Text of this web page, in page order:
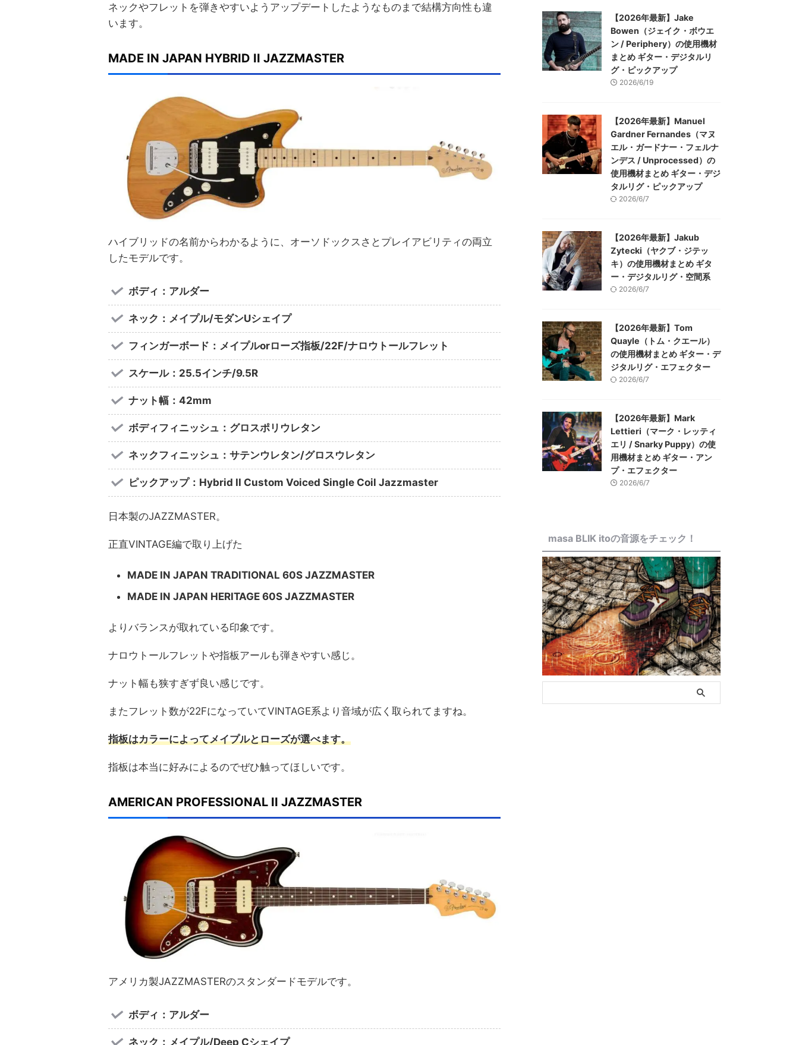
ネックやフレットを弾きやすいようアップデートしたようなものまで結構方向性も違
います。
MADE IN JAPAN HYBRID II JAZZMASTER
ハイブリッドの名前からわかるように、オーソドックスさとプレイアビリティの両立
したモデルです。
ボディ：アルダー
ネック：メイプル/モダンUシェイプ
フィンガーボード：メイプルorローズ指板/22F/ナロウトールフレット
スケール：25.5インチ/9.5R
ナット幅：42mm
ボディフィニッシュ：グロスポリウレタン
ネックフィニッシュ：サテンウレタン/グロスウレタン
ピックアップ：Hybrid II Custom Voiced Single Coil Jazzmaster
日本製のJAZZMASTER。
正直VINTAGE編で取り上げた
MADE IN JAPAN TRADITIONAL 60S JAZZMASTER
MADE IN JAPAN HERITAGE 60S JAZZMASTER
よりバランスが取れている印象です。
ナロウトールフレットや指板アールも弾きやすい感じ。
ナット幅も狭すぎず良い感じです。
またフレット数が22FになっていてVINTAGE系より音域が広く取られてますね。
指板はカラーによってメイプルとローズが選べます。
指板は本当に好みによるのでぜひ触ってほしいです。
AMERICAN PROFESSIONAL II JAZZMASTER
アメリカ製JAZZMASTERのスタンダードモデルです。
ボディ：アルダー
ネック：メイプル/Deep Cシェイプ
【2026年最新】Jake
Bowen（ジェイク・ボウエ
ン / Periphery）の使用機材
まとめ ギター・デジタルリ
グ・ピックアップ
2026/6/19
【2026年最新】Manuel
Gardner Fernandes（マヌ
エル・ガードナー・フェルナ
ンデス / Unprocessed）の
使用機材まとめ ギター・デジ
タルリグ・ピックアップ
2026/6/7
【2026年最新】Jakub
Zytecki（ヤクブ・ジテッ
キ）の使用機材まとめ ギタ
ー・デジタルリグ・空間系
2026/6/7
【2026年最新】Tom
Quayle（トム・クエール）
の使用機材まとめ ギター・デ
ジタルリグ・エフェクター
2026/6/7
【2026年最新】Mark
Lettieri（マーク・レッティ
エリ / Snarky Puppy）の使
用機材まとめ ギター・アン
プ・エフェクター
2026/6/7
masa BLIK itoの音源をチェック！